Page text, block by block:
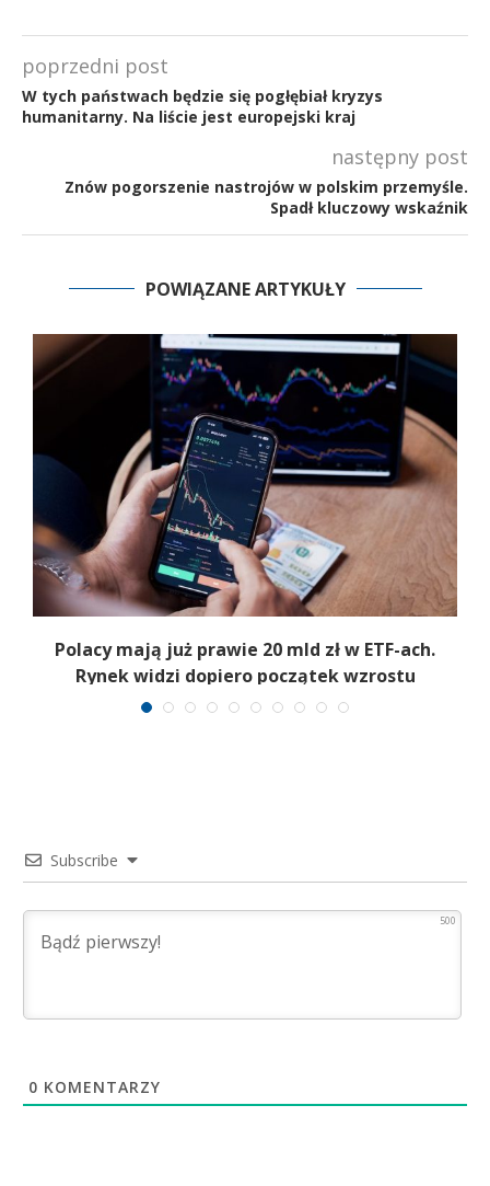
poprzedni post
W tych państwach będzie się pogłębiał kryzys
humanitarny. Na liście jest europejski kraj
następny post
Znów pogorszenie nastrojów w polskim przemyśle.
Spadł kluczowy wskaźnik
POWIĄZANE ARTYKUŁY
Polacy mają już prawie 20 mld zł w ETF-ach.
Rynek widzi dopiero początek wzrostu
Subscribe
500
0 KOMENTARZY